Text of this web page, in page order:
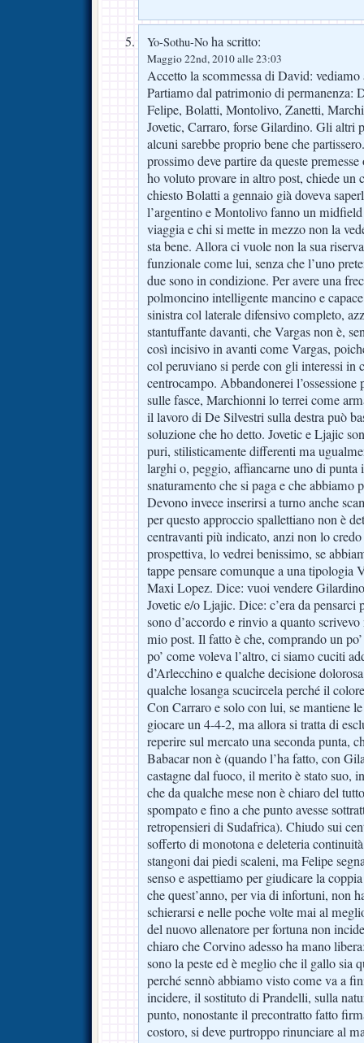
Yo-Sothu-No ha scritto:
Maggio 22nd, 2010 alle 23:03
Accetto la scommessa di David: vediamo
Partiamo dal patrimonio di permanenza:
Felipe, Bolatti, Montolivo, Zanetti,
Jovetic, Carraro, forse Gilardino. Gli altri
alcuni sarebbe proprio bene che
prossimo deve partire da queste
ho voluto provare in altro post, chiede un
chiesto Bolatti a gennaio già doveva
l’argentino e Montolivo fanno un
viaggia e chi si mette in mezzo non la
sta bene. Allora ci vuole non la sua
funzionale come lui, senza che l’uno
due sono in condizione. Per avere una
polmoncino intelligente mancino e
sinistra col laterale difensivo completo,
stantuffante davanti, che Vargas non è,
così incisivo in avanti come Vargas,
col peruviano si perde con gli interessi in
centrocampo. Abbandonerei
sulle fasce, Marchionni lo terrei come
il lavoro di De Silvestri sulla destra può
soluzione che ho detto. Jovetic e Ljajic
puri, stilisticamente differenti ma
larghi o, peggio, affiancarne uno di punta
snaturamento che si paga e che abbiamo
Devono invece inserirsi a turno anche
per questo approccio spallettiano non è
centravanti più indicato, anzi non lo
prospettiva, lo vedrei benissimo, se
tappe pensare comunque a una tipologia
Maxi Lopez. Dice: vuoi vendere
Jovetic e/o Ljajic. Dice: c’era da
sono d’accordo e rinvio a quanto
mio post. Il fatto è che, comprando un
po’ come voleva l’altro, ci siamo cuciti
d’Arlecchino e qualche decisione
qualche losanga scucircela perché il
Con Carraro e solo con lui, se mantiene
giocare un 4-4-2, ma allora si tratta di
reperire sul mercato una seconda punta,
Babacar non è (quando l’ha fatto, con
castagne dal fuoco, il merito è stato suo,
che da qualche mese non è chiaro del
spompato e fino a che punto avesse
retropensieri di Sudafrica). Chiudo sui
sofferto di monotona e deleteria
stangoni dai piedi scaleni, ma Felipe
senso e aspettiamo per giudicare la
che quest’anno, per via di infortuni, non
schierarsi e nelle poche volte mai al
del nuovo allenatore per fortuna non
chiaro che Corvino adesso ha mano
sono la peste ed è meglio che il gallo sia
perché sennò abbiamo visto come va a
incidere, il sostituto di Prandelli, sulla
punto, nonostante il precontratto fatto
costoro, si deve purtroppo rinunciare al